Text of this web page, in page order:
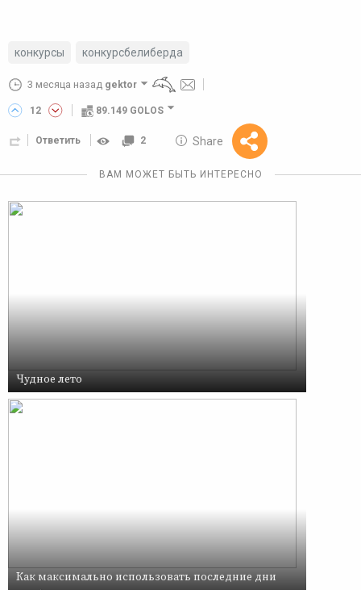
конкурсы конкурсбелиберда
3 месяца назад gektor
12 89.149 GOLOS
Ответить 2 Share
Reward
10 GOLOS
ВАМ МОЖЕТ БЫТЬ ИНТЕРЕСНО
Чудное лето
Как максимально использовать последние дни